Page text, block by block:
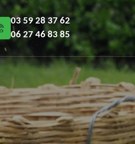
03 59 28 37 62
06 27 46 83 85